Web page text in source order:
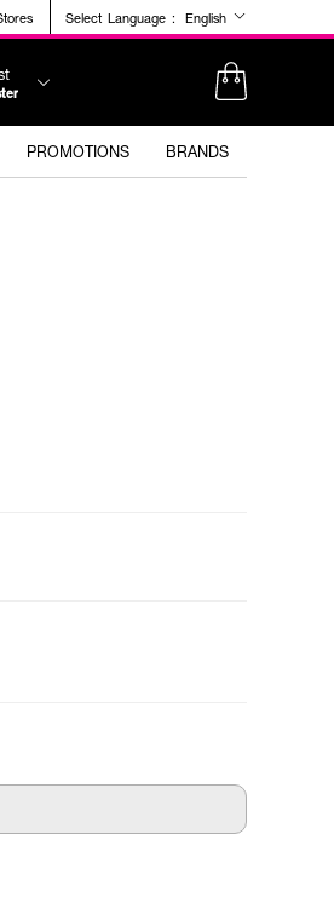
Select Language : English
PROMOTIONS BRANDS